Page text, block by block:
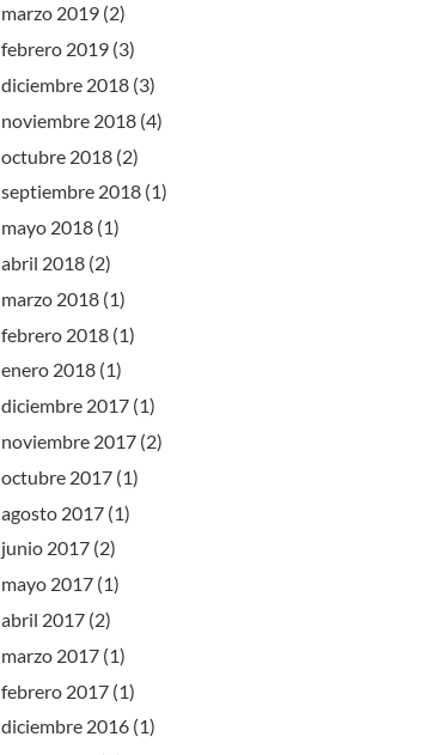
marzo 2019 (2)
febrero 2019 (3)
diciembre 2018 (3)
noviembre 2018 (4)
octubre 2018 (2)
septiembre 2018 (1)
mayo 2018 (1)
abril 2018 (2)
marzo 2018 (1)
febrero 2018 (1)
enero 2018 (1)
diciembre 2017 (1)
noviembre 2017 (2)
octubre 2017 (1)
agosto 2017 (1)
junio 2017 (2)
mayo 2017 (1)
abril 2017 (2)
marzo 2017 (1)
febrero 2017 (1)
diciembre 2016 (1)